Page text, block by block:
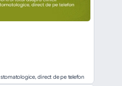
direct de pe telefon